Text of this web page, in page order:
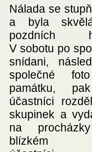
Nálada se
a byla
pozdních
V sobotu po
snídani,
společné
památku,
účastníci
skupinek a
na
blízkém